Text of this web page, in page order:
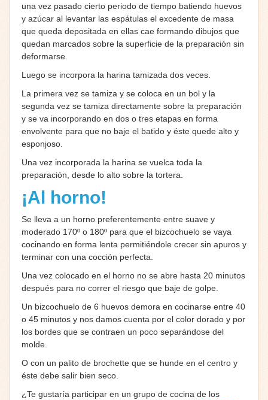
una vez pasado cierto periodo de tiempo batiendo huevos
y azúcar al levantar las espátulas el excedente de masa
que queda depositada en ellas cae formando dibujos que
quedan marcados sobre la superficie de la preparación sin
deformarse.
Luego se incorpora la harina tamizada dos veces.
La primera vez se tamiza y se coloca en un bol y la
segunda vez se tamiza directamente sobre la preparación
y se va incorporando en dos o tres etapas en forma
envolvente para que no baje el batido y éste quede alto y
esponjoso.
Una vez incorporada la harina se vuelca toda la
preparación, desde lo alto sobre la tortera.
¡Al horno!
Se lleva a un horno preferentemente entre suave y
moderado 170º o 180º para que el bizcochuelo se vaya
cocinando en forma lenta permitiéndole crecer sin apuros y
terminar con una cocción perfecta.
Una vez colocado en el horno no se abre hasta 20 minutos
después para no correr el riesgo que baje de golpe.
Un bizcochuelo de 6 huevos demora en cocinarse entre 40
o 45 minutos y nos damos cuenta por el color dorado y por
los bordes que se contraen un poco separándose del
molde.
O con un palito de brochette que se hunde en el centro y
éste debe salir bien seco.
¿Te gustaría participar en un grupo de cocina de los